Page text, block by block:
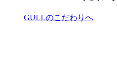
GULLのこだわりへ